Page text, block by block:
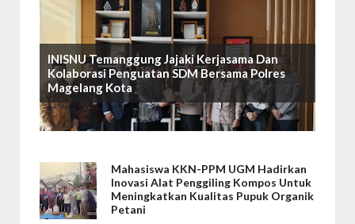
INISNU Temanggung Jajaki Kerjasama Dan
Kolaborasi Penguatan SDM Bersama Polres
Magelang Kota
Mahasiswa KKN-PPM UGM Hadirkan
Inovasi Alat Penggiling Kompos Untuk
Meningkatkan Kualitas Pupuk Organik
Petani